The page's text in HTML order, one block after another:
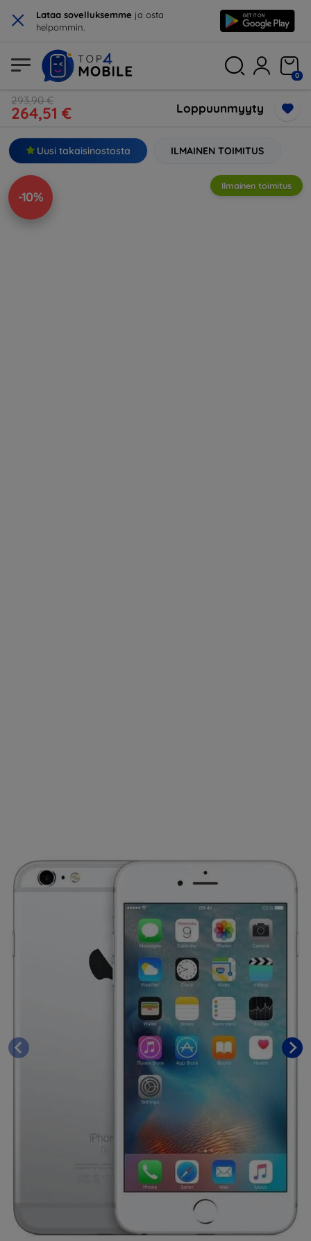
× Lataa sovelluksemme ja osta
helpommin.
0
293,90 €
264,51 € Loppuunmyyty
Uusi takaisinostosta ILMAINEN TOIMITUS
-10%
Ilmainen toimitus